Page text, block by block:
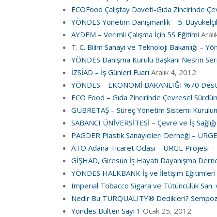
ECOFood Çalıştay Daveti-Gıda Zincirinde
YÖNDES Yönetim Danışmanlık – 5.
AYDEM – Verimli Çalışma İçin 5S Eğitimi
T. C. Bilim Sanayi ve Teknoloji Bakanlığı –
YÖNDES Danışma Kurulu Başkanı Nesrin
İZSİAD – İş Günleri Fuarı Aralık 4, 2012
YÖNDES – EKONOMİ BAKANLIĞI %70
ECO Food – Gıda Zincirinde Çevresel
GÜBRETAŞ – Süreç Yönetim Sistemi
SABANCI ÜNİVERSİTESİ – Çevre ve İş
PAGDER Plastik Sanayicileri Derneği –
ATO Adana Ticaret Odası – URGE Projesi
GİŞHAD, Giresun İş Hayatı Dayanışma
YÖNDES HALKBANK İş ve İletişim Eğitimleri
Imperial Tobacco Sigara ve Tütüncülük
Nedir Bu TURQUALITY® Dedikleri?
Yöndes Bülten Sayı 1 Ocak 25, 2012